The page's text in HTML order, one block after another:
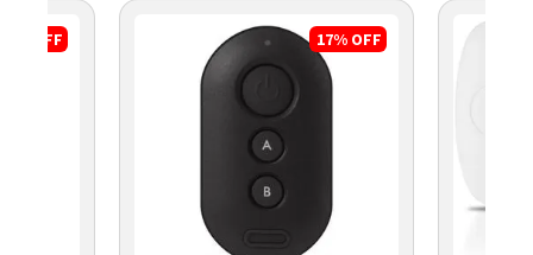
OFF 17% OFF